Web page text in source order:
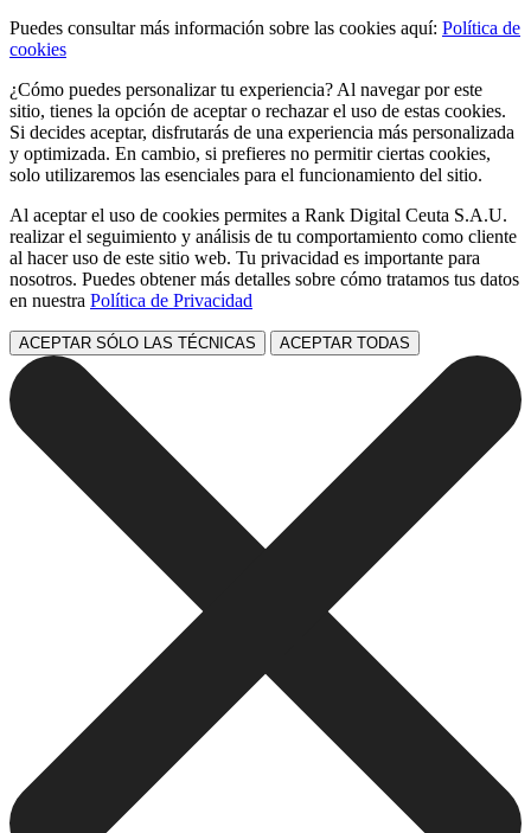
Puedes consultar más información sobre las cookies aquí: Política de
cookies
¿Cómo puedes personalizar tu experiencia? Al navegar por este
sitio, tienes la opción de aceptar o rechazar el uso de estas cookies.
Si decides aceptar, disfrutarás de una experiencia más personalizada
y optimizada. En cambio, si prefieres no permitir ciertas cookies,
solo utilizaremos las esenciales para el funcionamiento del sitio.
Al aceptar el uso de cookies permites a Rank Digital Ceuta S.A.U.
realizar el seguimiento y análisis de tu comportamiento como cliente
al hacer uso de este sitio web. Tu privacidad es importante para
nosotros. Puedes obtener más detalles sobre cómo tratamos tus datos
en nuestra Política de Privacidad
ACEPTAR SÓLO LAS TÉCNICAS ACEPTAR TODAS